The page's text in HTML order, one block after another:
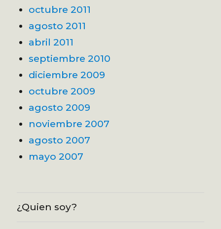
octubre 2011
agosto 2011
abril 2011
septiembre 2010
diciembre 2009
octubre 2009
agosto 2009
noviembre 2007
agosto 2007
mayo 2007
¿Quien soy?